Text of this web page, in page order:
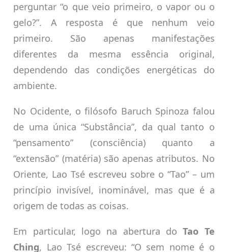
perguntar “o que veio primeiro, o vapor ou o
gelo?”. A resposta é que nenhum veio
primeiro. São apenas manifestações
diferentes da mesma essência original,
dependendo das condições energéticas do
ambiente.
No Ocidente, o filósofo Baruch Spinoza falou
de uma única “Substância”, da qual tanto o
“pensamento” (consciência) quanto a
“extensão” (matéria) são apenas atributos. No
Oriente, Lao Tsé escreveu sobre o “Tao” – um
princípio invisível, inominável, mas que é a
origem de todas as coisas.
Em particular, logo na abertura doTao Te
Ching, Lao Tsé escreveu: “O sem nome é o